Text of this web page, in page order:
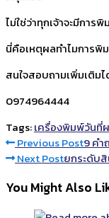
ไม่ใช่ว่าทุกเจ้าจะมีกา
นี่คือเหตุผลทำไมการพิ
สนใจสอบถามเพิ่มเติม
0974964444
Tags:เครื่องพิมพ์วันที่
Read
more
articles
Previous Post9 คำ
Next Postยกระดับ
You Might Also